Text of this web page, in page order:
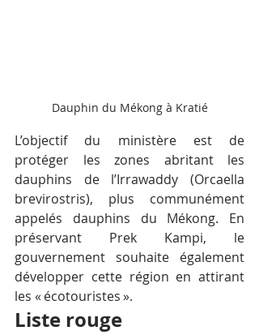
Dauphin du Mékong à Kratié
L’objectif du ministère est de
protéger les zones abritant les
dauphins de l’Irrawaddy (Orcaella
brevirostris), plus communément
appelés dauphins du Mékong. En
préservant Prek Kampi, le
gouvernement souhaite également
développer cette région en attirant
les « écotouristes ».
Liste rouge